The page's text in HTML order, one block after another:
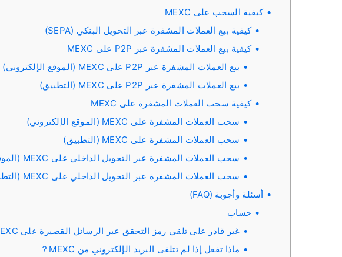
كيفية السحب على MEXC
كيفية بيع العملات المشفرة عبر التحويل البنكي (SEPA)
كيفية بيع العملات المشفرة عبر P2P على MEXC
بيع العملات المشفرة عبر P2P على MEXC (الموقع الإلكتروني)
بيع العملات المشفرة عبر P2P على MEXC (التطبيق)
كيفية سحب العملات المشفرة على MEXC
سحب العملات المشفرة على MEXC (الموقع الإلكتروني)
سحب العملات المشفرة على MEXC (التطبيق)
سحب العملات المشفرة عبر التحويل الداخلي على MEXC (الموقع الإلكتروني)
سحب العملات المشفرة عبر التحويل الداخلي على MEXC (التطبيق)
أسئلة وأجوبة (FAQ)
حساب
غير قادر على تلقي رمز التحقق عبر الرسائل القصيرة على MEXC
ماذا تفعل إذا لم تتلقى البريد الإلكتروني من MEXC？